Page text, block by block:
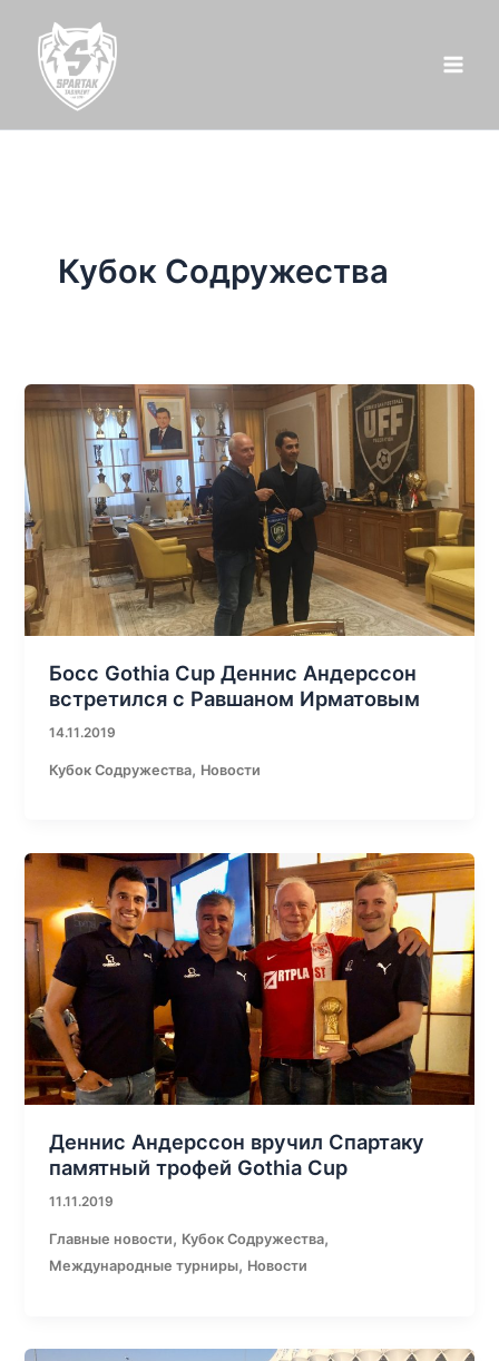
содержимому
Кубок Содружества
Босс Gothia Cup Деннис Андерссон
встретился с Равшаном Ирматовым
14.11.2019
Кубок Содружества, Новости
Деннис Андерссон вручил Спартаку
памятный трофей Gothia Cup
11.11.2019
Главные новости, Кубок Содружества,
Международные турниры, Новости